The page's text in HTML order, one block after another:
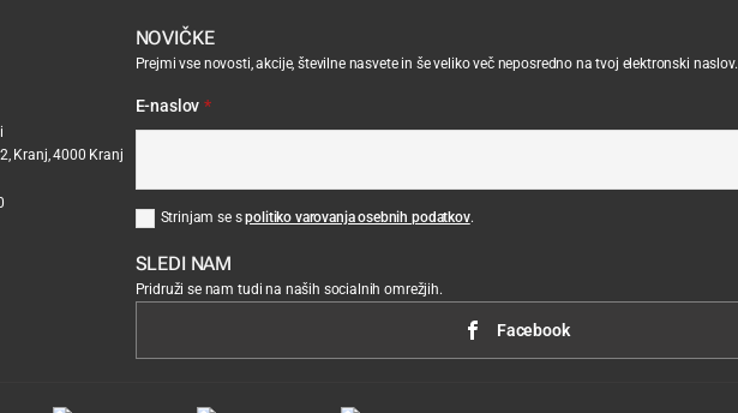
Kranj, 4000 Kranj
NOVIČKE
Prejmi vse novosti, akcije, številne nasvete in še veliko več neposredno na tvoj elektronski naslov.
E-naslov *
Strinjam se spolitiko varovanja osebnih podatkov.
SLEDI NAM
Pridruži se nam tudi na naših socialnih omrežjih.
Facebook